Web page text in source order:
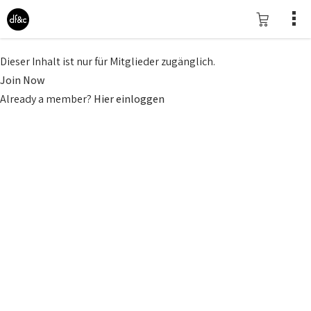
Dieser Inhalt ist nur für Mitglieder zugänglich.
Join Now
Already a member? Hier einloggen